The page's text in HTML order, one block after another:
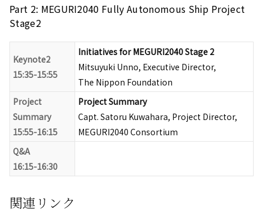
Part 2: MEGURI2040 Fully Autonomous Ship Project
Stage2
Keynote2
15:35-15:55
Initiatives for MEGURI2040 Stage 2
Mitsuyuki Unno, Executive Director,
The Nippon Foundation
Project
Summary
15:55-16:15
Project Summary
Capt. Satoru Kuwahara, Project Director,
MEGURI2040 Consortium
Q&A
16:15-16:30
関連リンク